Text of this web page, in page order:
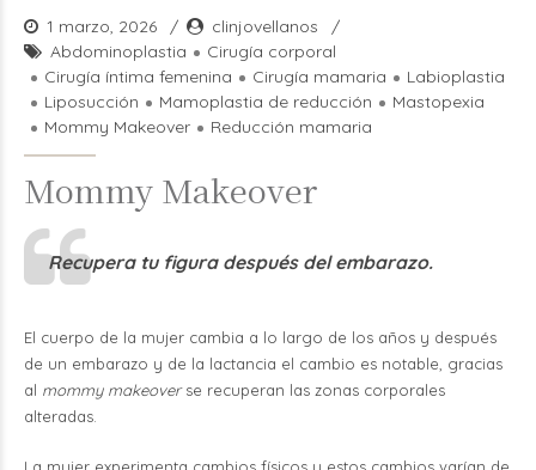
1 marzo, 2026
clinjovellanos
Abdominoplastia
Cirugía corporal
Cirugía íntima femenina
Cirugía mamaria
Labioplastia
Liposucción
Mamoplastia de reducción
Mastopexia
Mommy Makeover
Reducción mamaria
Mommy Makeover
Recupera tu figura después del embarazo.
El cuerpo de la mujer cambia a lo largo de los años y después
de un embarazo y de la lactancia el cambio es notable, gracias
al mommy makeoverse recuperan las zonas corporales
alteradas.